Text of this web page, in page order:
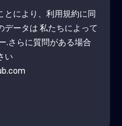
とにより、利用規約に同
データは 私たちによって
.さらに質問がある場合
い